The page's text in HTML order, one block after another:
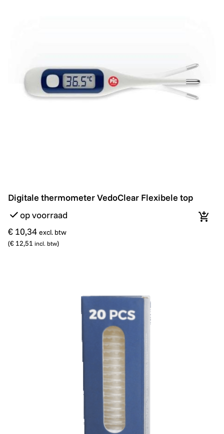
Digitale thermometer VedoClear Flexibele top
Digitale thermometer VedoClear Flexibele top
op voorraad
€ 10,34 excl. btw
(€ 12,51 incl. btw)
In